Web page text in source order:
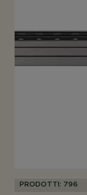
PRODOTTI: 796